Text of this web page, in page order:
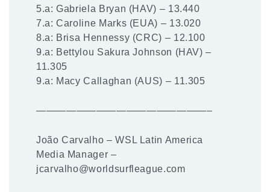
5.a: Gabriela Bryan (HAV) – 13.440
7.a: Caroline Marks (EUA) – 13.020
8.a: Brisa Hennessy (CRC) – 12.100
9.a: Bettylou Sakura Johnson (HAV) –
11.305
9.a: Macy Callaghan (AUS) – 11.305
—————————————————–
João Carvalho – WSL Latin America
Media Manager –
jcarvalho@worldsurfleague.com